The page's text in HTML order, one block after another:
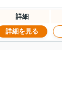
詳細
詳細を見る